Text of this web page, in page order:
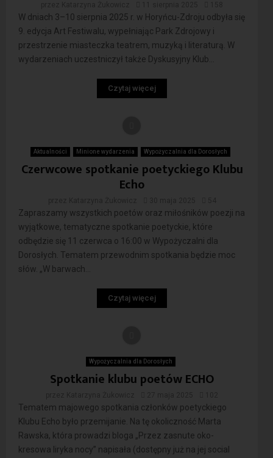
W dniach 3–10 sierpnia 2025 r. w Horyńcu-Zdroju odbyła się
9. edycja Art Festiwalu, wypełniając Park Zdrojowy i
przestrzenie miasteczka teatrem, muzyką i literaturą. W
wydarzeniach uczestniczył także Dyskusyjny Klub...
Czytaj więcej
Aktualności Minione wydarzenia Wypożyczalnia dla Dorosłych
Czerwcowe spotkanie poetyckiego Klubu
Echo
Zapraszamy wszystkich poetów oraz miłośników poezji na
wyjątkowe, tematyczne spotkanie poetyckie, które
odbędzie się 11 czerwca o 16:00 w Wypożyczalni dla
Dorosłych. Tematem przewodnim spotkania będzie moc
słów. „W barwach...
Czytaj więcej
Wypożyczalnia dla Dorosłych
Spotkanie klubu poetów ECHO
Tematem majowego spotkania członków poetyckiego
Klubu Echo było przemijanie. Na tę okoliczność Marta
Rawska, która prowadzi bloga „Przez zasnute oko-
kresowa liryka nocy” napisała (dostępny już na jej social